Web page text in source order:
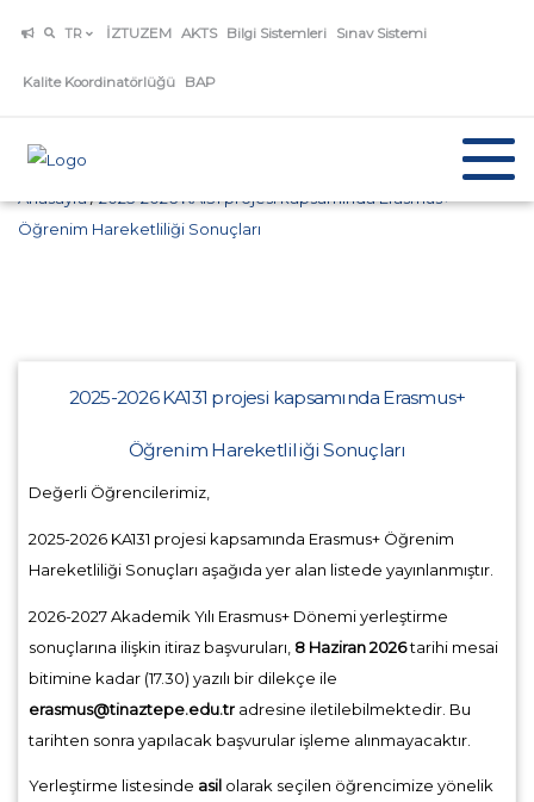
TR İZTUZEM AKTS Bilgi Sistemleri Sınav Sistemi
Kalite Koordinatörlüğü BAP
Anasayfa/2025-2026 KA131 projesi kapsamında Erasmus+
Öğrenim Hareketliliği Sonuçları
2025-2026 KA131 projesi kapsamında Erasmus+
Öğrenim Hareketliliği Sonuçları
Değerli Öğrencilerimiz,
2025-2026 KA131 projesi kapsamında Erasmus+ Öğrenim
Hareketliliği Sonuçları aşağıda yer alan listede yayınlanmıştır.
2026-2027 Akademik Yılı Erasmus+ Dönemi yerleştirme
sonuçlarına ilişkin itiraz başvuruları, 8 Haziran 2026tarihi mesai
bitimine kadar (17.30) yazılı bir dilekçe ile
erasmus@tinaztepe.edu.tr adresine iletilebilmektedir. Bu
tarihten sonra yapılacak başvurular işleme alınmayacaktır.
Yerleştirme listesinde asil olarak seçilen öğrencimize yönelik